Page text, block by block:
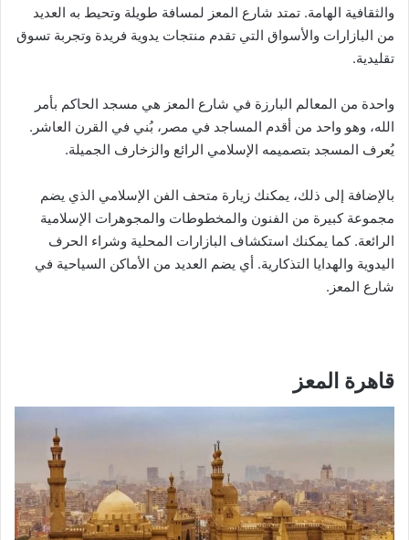
والثقافية الهامة. تمتد شارع المعز لمسافة طويلة وتحيط به العديد
من البازارات والأسواق التي تقدم منتجات يدوية فريدة وتجربة تسوق
تقليدية.
واحدة من المعالم البارزة في شارع المعز هي مسجد الحاكم بأمر
الله، وهو واحد من أقدم المساجد في مصر، بُني في القرن العاشر.
يُعرف المسجد بتصميمه الإسلامي الرائع والزخارف الجميلة.
بالإضافة إلى ذلك، يمكنك زيارة متحف الفن الإسلامي الذي يضم
مجموعة كبيرة من الفنون والمخطوطات والمجوهرات الإسلامية
الرائعة. كما يمكنك استكشاف البازارات المحلية وشراء الحرف
اليدوية والهدايا التذكارية. أي يضم العديد من الأماكن السياحية في
شارع المعز.
قاهرة المعز